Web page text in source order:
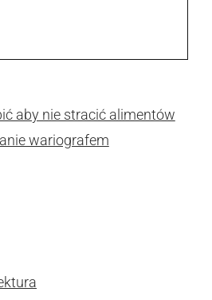
aby nie stracić alimentów
wariografem